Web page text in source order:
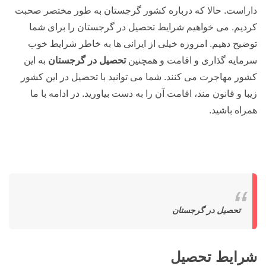
داراست. حالا که درباره کشور گرجستان به طور مختصر صحبت
کردیم. می خواهیم شرایط تحصیل در گرجستان را برای شما
توضیح دهیم. امروزه خیلی از ایرانی ها به خاطر شرایط خوب
سرمایه گذاری و اقامت و همچنینتحصیل در گرجستان به این
کشور مهاجرت می کنند. شما می توانید با تحصیل در این کشور
زیبا و قانون مند، اقامت آن را به دست بیاورید. در ادامه با ما
همراه باشید.
تحصیل در گرجستان
شرایط تحصیل